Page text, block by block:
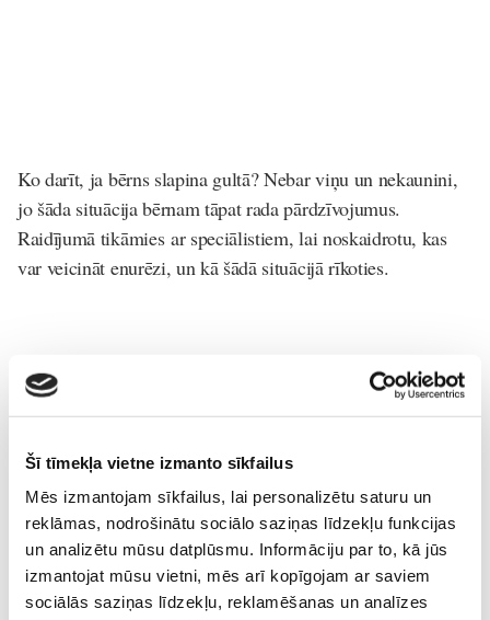
Šī tīmekļa vietne izmanto sīkfailus
Mēs izmantojam sīkfailus, lai personalizētu saturu un
reklāmas, nodrošinātu sociālo saziņas līdzekļu funkcijas
un analizētu mūsu datplūsmu. Informāciju par to, kā jūs
izmantojat mūsu vietni, mēs arī kopīgojam ar saviem
sociālās saziņas līdzekļu, reklamēšanas un analīzes
Ko darīt, ja bērns slapina gultā? Nebar viņu un nekaunini,
jo šāda situācija bērnam tāpat rada pārdzīvojumus.
Raidījumā tikāmies ar speciālistiem, lai noskaidrotu, kas
var veicināt enurēzi, un kā šādā situācijā rīkoties.